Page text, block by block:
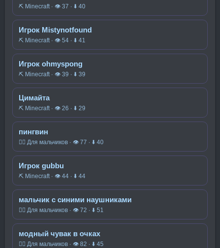
⛏️ Minecraft · 👁 37 · ⬇ 40
Игрок Mistynotfound
⛏️ Minecraft · 👁 54 · ⬇ 41
Игрок ohmyspong
⛏️ Minecraft · 👁 39 · ⬇ 39
Цимайта
⛏️ Minecraft · 👁 26 · ⬇ 29
пингвин
🧍‍♂️ Для мальчиков · 👁 77 · ⬇ 40
Игрок gubbu
⛏️ Minecraft · 👁 44 · ⬇ 44
мальчик с синими наушниками
🧍‍♂️ Для мальчиков · 👁 72 · ⬇ 51
модный чувак в очках
🧍‍♂️ Для мальчиков · 👁 82 · ⬇ 45